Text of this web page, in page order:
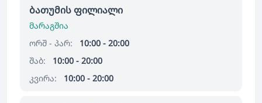
ბათუმის ფილიალი
მარაგშია
ორშ - პარ:
10:00 - 20:00
შაბ:
10:00 - 20:00
კვირა:
10:00 - 20:00